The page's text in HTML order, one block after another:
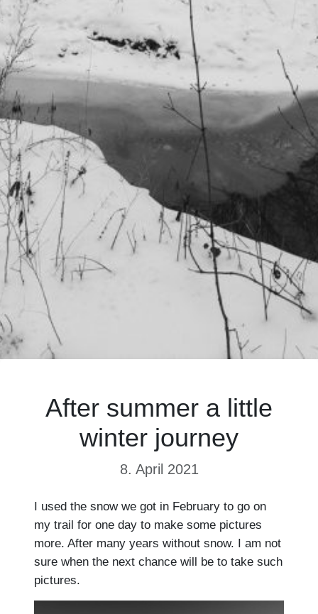
After summer a little
winter journey
8. April 2021
I used the snow we got in February to go on
my trail for one day to make some pictures
more. After many years without snow. I am not
sure when the next chance will be to take such
pictures.